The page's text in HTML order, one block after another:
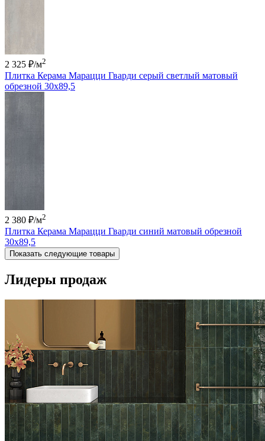
2 325 ₽/м2
Плитка Керама Марацци Гварди серый светлый матовый
обрезной 30x89,5
2 380 ₽/м2
Плитка Керама Марацци Гварди синий матовый обрезной
30x89,5
Показать следующие товары
Лидеры продаж